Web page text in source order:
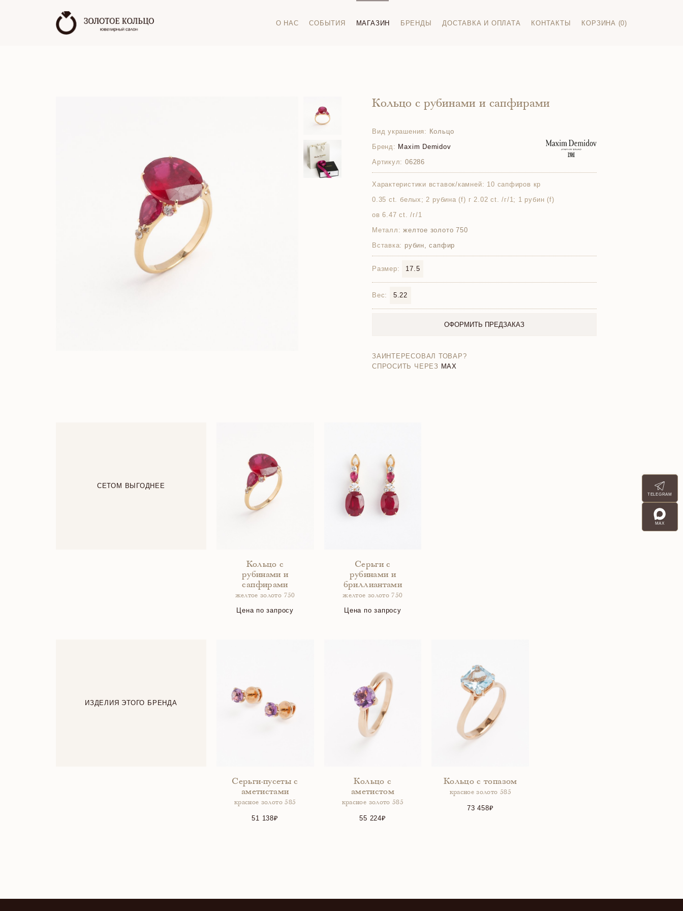
О НАС СОБЫТИЯ МАГАЗИН БРЕНДЫ ДОСТАВКА И ОПЛАТА КОНТАКТЫ КОРЗИНА (0)
Кольцо с рубинами и сапфирами
Вид украшения: Кольцо
Бренд: Maxim Demidov
Артикул: 06286
Характеристики вставок/камней: 10 сапфиров кр
0.35 ct. белых; 2 рубина (f) г 2.02 ct. /г/1; 1 рубин (f)
ов 6.47 ct. /г/1
Металл: желтое золото 750
Вставка: рубин, сапфир
Размер: 17.5
Вес: 5.22
ОФОРМИТЬ ПРЕДЗАКАЗ
ЗАИНТЕРЕСОВАЛ ТОВАР?
СПРОСИТЬ ЧЕРЕЗ MAX
СЕТОМ ВЫГОДНЕЕ
Кольцо с
рубинами и
сапфирами
желтое золото 750
Цена по запросу
Серьги с
рубинами и
бриллиантами
желтое золото 750
Цена по запросу
ИЗДЕЛИЯ ЭТОГО БРЕНДА
Серьги-пусеты с
аметистами
красное золото 585
51 138
Кольцо с
аметистом
красное золото 585
55 224
Кольцо с топазом
красное золото 585
73 458
TELEGRAM
MAX